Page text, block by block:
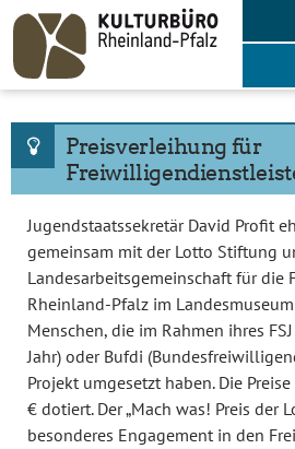
Skip
content
Preisverleihung für
Jugendstaatssekretär David Profit
gemeinsam mit der Lotto Stiftung
Landesarbeitsgemeinschaft für die
Rheinland-Pfalz im
Menschen, die im Rahmen ihres
Jahr) oder Bufdi
Projekt umgesetzt haben. Die
€ dotiert. Der „Mach was! Preis der
besonderes Engagement in den